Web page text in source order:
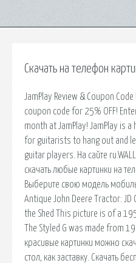
Скачать на телефон
JamPlay Review & Coupon Code
coupon code for 25% OFF!
month at JamPlay! JamPlay is
for guitarists to hang out and
guitar players. На сайте
скачать любые картинки на
Выберите свою модель
Antique John Deere Tractor: JD
the Shed This picture is of a
The Styled G was made from
красивые картинки можно
стол, как заставку. Скачать